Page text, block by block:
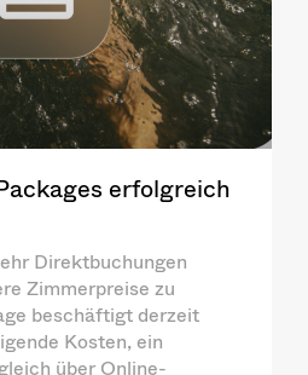
erfolgreich
Direktbuchungen
Zimmerpreise zu
beschäftigt derzeit
Kosten, ein
über Online-